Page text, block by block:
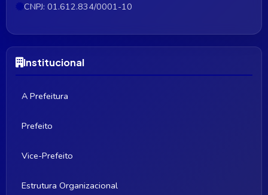
CNPJ: 01.612.834/0001-10
Institucional
A Prefeitura
Prefeito
Vice-Prefeito
Estrutura Organizacional